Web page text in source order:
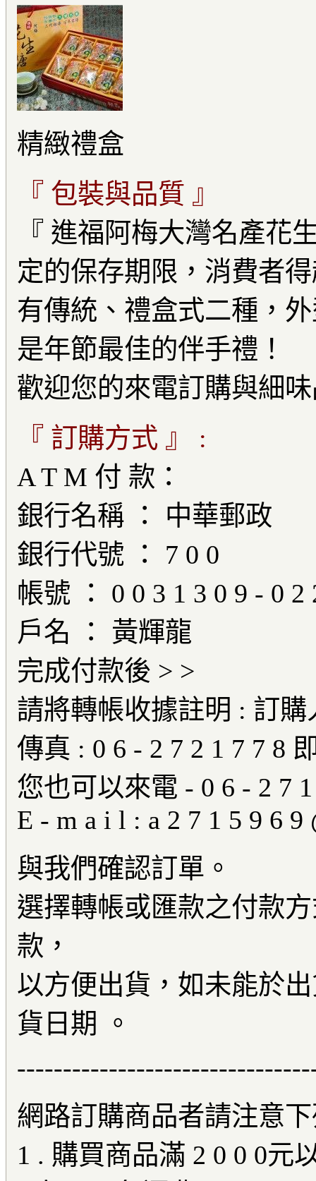
精緻禮盒
『 包裝與品質 』
『 進福阿梅大灣名產花
定的保存期限，消費者
有傳統、禮盒式二種，
是年節最佳的伴手禮！
歡迎您的來電訂購與細
『 訂購方式 』 :
A T M 付 款：
銀行名稱 ： 中華郵政
銀行代號 ： 7 0 0
帳號 ： 0 0 3 1 3 0 9 - 0 2
戶名 ： 黃輝龍
完成付款後 > >
請將轉帳收據註明 : 訂
傳真 : 0 6 - 2 7 2 1 7 7 8
您也可以來電 - 0 6 - 2 7
E - m a i l : a 2 7 1 5 9 6 9
與我們確認訂單。
選擇轉帳或匯款之付款
款，
以方便出貨，如未能於
貨日期 。
網路訂購商品者請注意
1 . 購買商品滿 2 0 0 0元